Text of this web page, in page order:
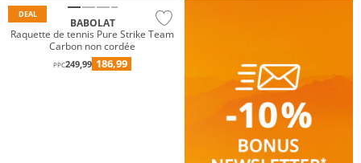
DEAL
BABOLAT
Raquette de tennis Pure Strike Team
Carbon non cordée
PPC249,99 186,99